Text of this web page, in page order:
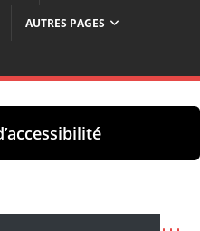
AUTRES PAGES